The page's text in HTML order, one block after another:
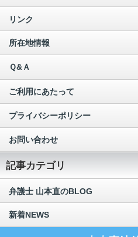
リンク
所在地情報
Ｑ&Ａ
ご利用にあたって
プライバシーポリシー
お問い合わせ
記事カテゴリ
弁護士 山本直のBLOG
新着NEWS